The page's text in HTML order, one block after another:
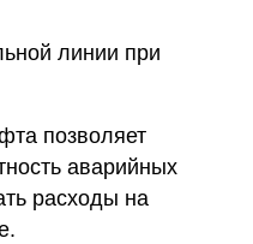
линии при
позволяет
аварийных
расходы на